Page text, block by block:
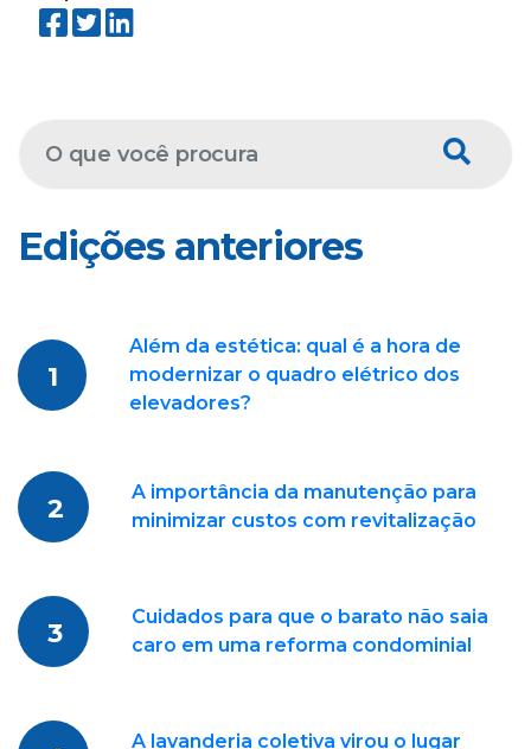
Edições anteriores
1
Além da estética: qual é a hora de
modernizar o quadro elétrico dos
elevadores?
2
A importância da manutenção para
minimizar custos com revitalização
3
Cuidados para que o barato não saia
caro em uma reforma condominial
A lavanderia coletiva virou o lugar